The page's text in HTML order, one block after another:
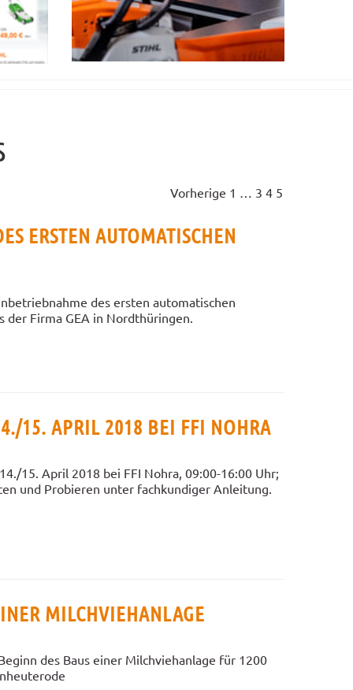
Vorherige 1 … 3 4 5
ERSTEN AUTOMATISCHEN
des ersten automatischen
der Firma GEA in Nordthüringen.
15. APRIL 2018 BEI FFI NOHRA
15. April 2018 bei FFI Nohra, 09:00-16:00 Uhr;
und Probieren unter fachkundiger Anleitung.
MILCHVIEHANLAGE
des Baus einer Milchviehanlage für 1200